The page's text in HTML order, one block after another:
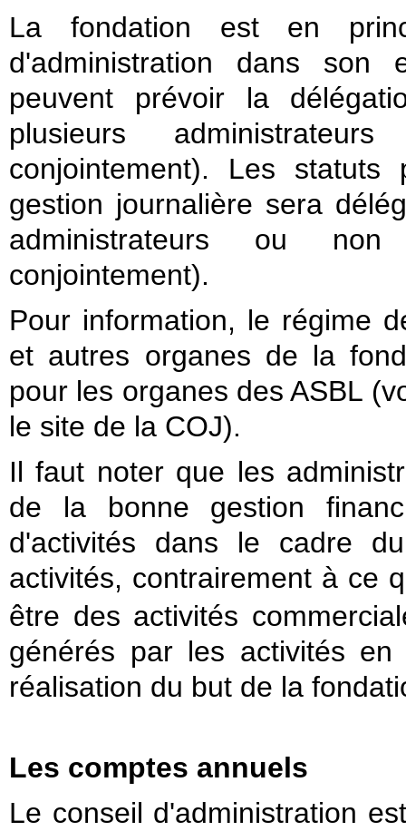
La fondation est en
d'administration dans son
peuvent prévoir la
plusieurs
conjointement). Les
gestion journalière sera
administrateurs ou non
conjointement).
Pour information, le régime
et autres organes de la
pour les organes des ASBL
le site de la COJ).
Il faut noter que les
de la bonne gestion
d'activités dans le cadre
activités, contrairement à ce
être des activités
générés par les activités
réalisation du but de la
Les comptes annuels
Le conseil d'administration